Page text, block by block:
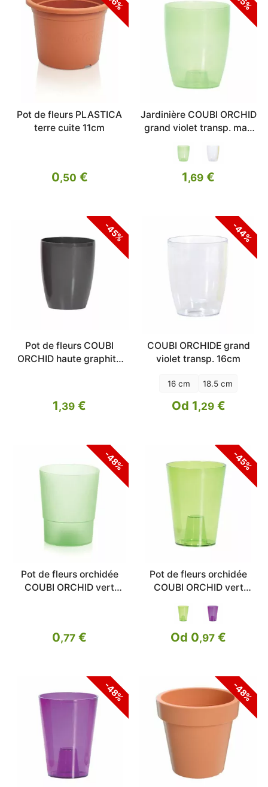
Pot de fleurs PLASTICA
terre cuite 11cm
0,50 €
Jardinière COUBI ORCHID
grand violet transp. mat.
1,69 €
-45%
Pot de fleurs COUBI
ORCHID haute graphite
1,39 €
-44%
COUBI ORCHIDE grand
violet transp. 16cm
16 cm 18.5 cm
Od 1,29€
-48%
Pot de fleurs orchidée
COUBI ORCHID vert
0,77 €
-45%
Pot de fleurs orchidée
COUBI ORCHID vert
Od 0,97 €
-48% -48%